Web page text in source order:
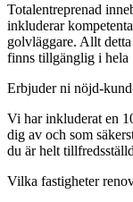
Totalentreprenad
inkluderar
golvläggare. Allt
finns tillgänglig i hela
Erbjuder ni nöjd-
Vi har inkluderat en
dig av och som
du är helt
Vilka fastigheter